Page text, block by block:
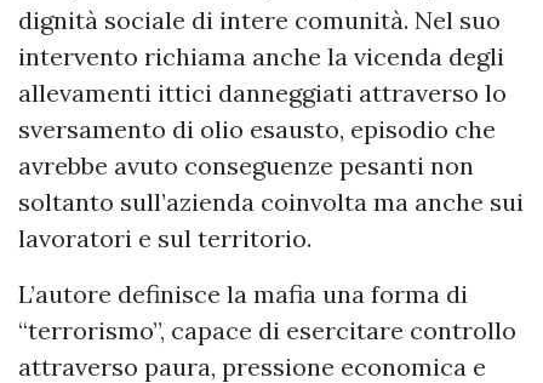
dignità sociale di intere comunità. Nel suo
intervento richiama anche la vicenda degli
allevamenti ittici danneggiati attraverso lo
sversamento di olio esausto, episodio che
avrebbe avuto conseguenze pesanti non
soltanto sull’azienda coinvolta ma anche sui
lavoratori e sul territorio.
L’autore definisce la mafia una forma di
“terrorismo”, capace di esercitare controllo
attraverso paura, pressione economica e